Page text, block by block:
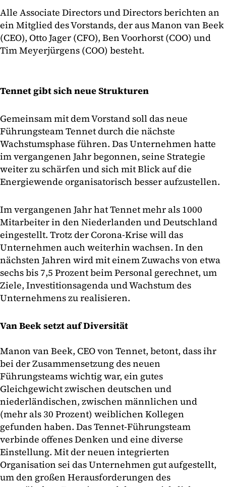
Alle Associate Directors und Directors berichten an
ein Mitglied des Vorstands, der aus Manon van Beek
(CEO), Otto Jager (CFO), Ben Voorhorst (COO) und
Tim Meyerjürgens (COO) besteht.
Tennet gibt sich neue Strukturen
Gemeinsam mit dem Vorstand soll das neue
Führungsteam Tennet durch die nächste
Wachstumsphase führen. Das Unternehmen hatte
im vergangenen Jahr begonnen, seine Strategie
weiter zu schärfen und sich mit Blick auf die
Energiewende organisatorisch besser aufzustellen.
Im vergangenen Jahr hat Tennet mehr als 1000
Mitarbeiter in den Niederlanden und Deutschland
eingestellt. Trotz der Corona-Krise will das
Unternehmen auch weiterhin wachsen. In den
nächsten Jahren wird mit einem Zuwachs von etwa
sechs bis 7,5 Prozent beim Personal gerechnet, um
Ziele, Investitionsagenda und Wachstum des
Unternehmens zu realisieren.
Van Beek setzt auf Diversität
Manon van Beek, CEO von Tennet, betont, dass ihr
bei der Zusammensetzung des neuen
Führungsteams wichtig war, ein gutes
Gleichgewicht zwischen deutschen und
niederländischen, zwischen männlichen und
(mehr als 30 Prozent) weiblichen Kollegen
gefunden haben. Das Tennet-Führungsteam
verbinde offenes Denken und eine diverse
Einstellung. Mit der neuen integrierten
Organisation sei das Unternehmen gut aufgestellt,
um den großen Herausforderungen des